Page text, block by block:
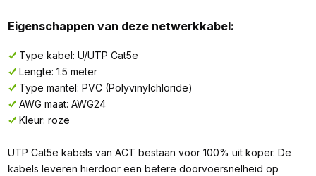
Eigenschappen van deze netwerkkabel:
Type kabel: U/UTP Cat5e
Lengte: 1.5 meter
Type mantel: PVC (Polyvinylchloride)
AWG maat: AWG24
Kleur: roze
UTP Cat5e kabels van ACT bestaan voor 100% uit koper. De
kabels leveren hierdoor een betere doorvoersnelheid op